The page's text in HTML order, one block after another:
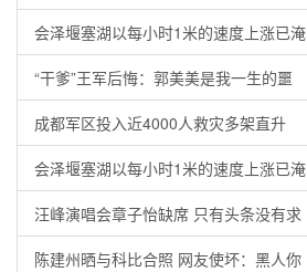
会泽堰塞湖以每小时1米的速度上涨已淹
“干爹”王军后悔：郭美美是我一生的噩
成都军区投入近4000人救灾多架直升
会泽堰塞湖以每小时1米的速度上涨已淹
汪峰演唱会章子怡缺席 只有头条没有求
陈建州晒与科比合照 网友使坏：黑人你